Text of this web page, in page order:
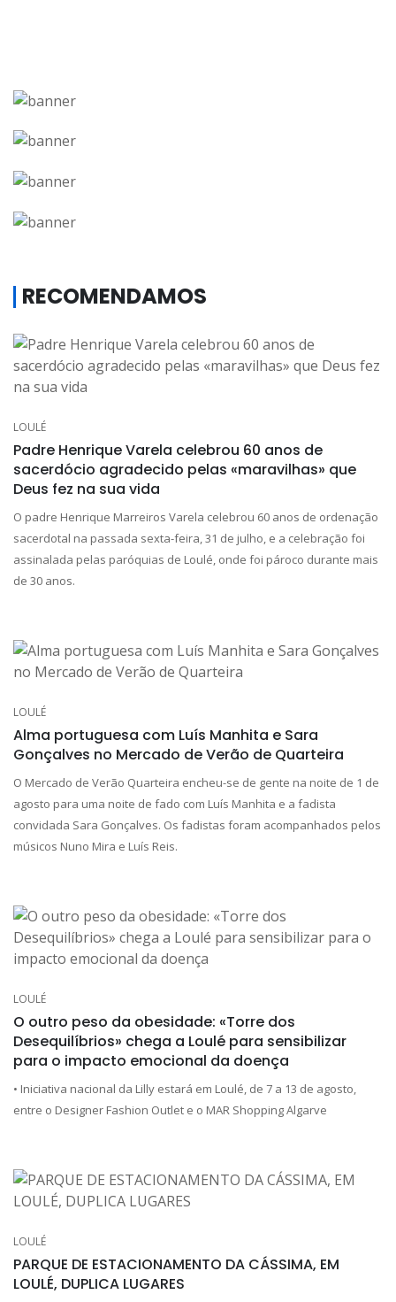
RECOMENDAMOS
LOULÉ
Padre Henrique Varela celebrou 60 anos de
sacerdócio agradecido pelas «maravilhas» que
Deus fez na sua vida
O padre Henrique Marreiros Varela celebrou 60 anos de ordenação
sacerdotal na passada sexta-feira, 31 de julho, e a celebração foi
assinalada pelas paróquias de Loulé, onde foi pároco durante mais
de 30 anos.
LOULÉ
Alma portuguesa com Luís Manhita e Sara
Gonçalves no Mercado de Verão de Quarteira
O Mercado de Verão Quarteira encheu-se de gente na noite de 1 de
agosto para uma noite de fado com Luís Manhita e a fadista
convidada Sara Gonçalves. Os fadistas foram acompanhados pelos
músicos Nuno Mira e Luís Reis.
LOULÉ
O outro peso da obesidade: «Torre dos
Desequilíbrios» chega a Loulé para sensibilizar
para o impacto emocional da doença
• Iniciativa nacional da Lilly estará em Loulé, de 7 a 13 de agosto,
entre o Designer Fashion Outlet e o MAR Shopping Algarve
LOULÉ
PARQUE DE ESTACIONAMENTO DA CÁSSIMA, EM
LOULÉ, DUPLICA LUGARES